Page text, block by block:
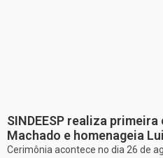
SINDEESP realiza
Machado e homenageia
Cerimônia acontece no dia 26 de